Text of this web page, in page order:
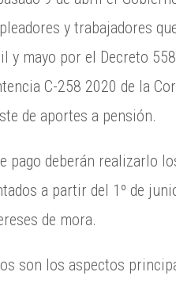
y trabajadores
y mayo por el Decreto
C-258 2020 de la
de aportes a pensión.
pago deberán realizarlo
a partir del 1º de
de mora.
son los aspectos